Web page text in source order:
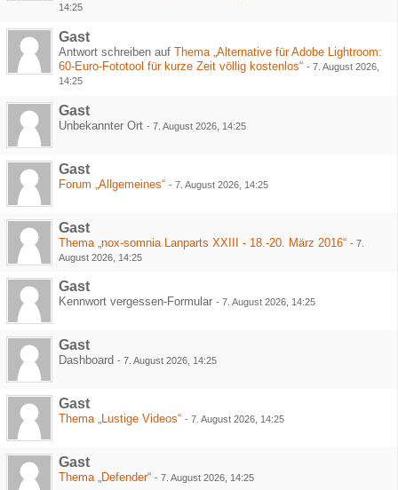
14:25
Gast
Antwort schreiben auf Thema „Alternative für Adobe Lightroom:
60-Euro-Fototool für kurze Zeit völlig kostenlos“ - 7. August 2026,
14:25
Gast
Unbekannter Ort - 7. August 2026, 14:25
Gast
Forum „Allgemeines“ - 7. August 2026, 14:25
Gast
Thema „nox-somnia Lanparts XXIII - 18.-20. März 2016“ - 7.
August 2026, 14:25
Gast
Kennwort vergessen-Formular - 7. August 2026, 14:25
Gast
Dashboard - 7. August 2026, 14:25
Gast
Thema „Lustige Videos“ - 7. August 2026, 14:25
Gast
Thema „Defender“ - 7. August 2026, 14:25